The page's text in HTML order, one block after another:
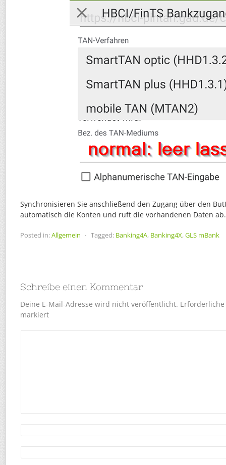
Synchronisieren Sie anschließend den Zugang über den
automatisch die Konten und ruft die vorhandenen Daten ab.
Posted in:Allgemein ⋅ Tagged: Banking4A, Banking4X,GLS mBank
Schreibe einen Kommentar
Deine E-Mail-Adresse wird nicht veröffentlicht.
markiert